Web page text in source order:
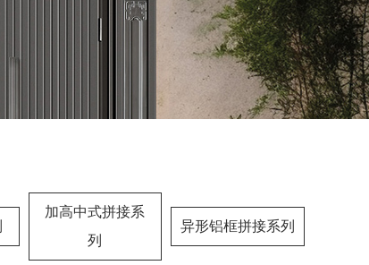
加高中式拼接系
列
异形铝框拼接系列